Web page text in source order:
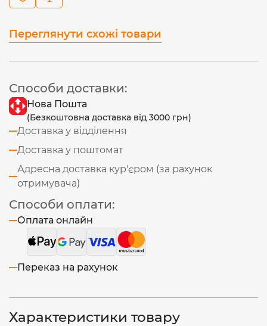
Переглянути схожі товари
Способи доставки:
Нова Пошта
(Безкоштовна доставка від 3000 грн)
Доставка у відділення
Доставка у поштомат
Адресна доставка кур'єром (за рахунок
отримувача)
Способи оплати:
Оплата онлайн
Переказ на рахунок
Характеристики товару